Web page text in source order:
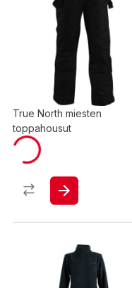
True North miesten
toppahousut